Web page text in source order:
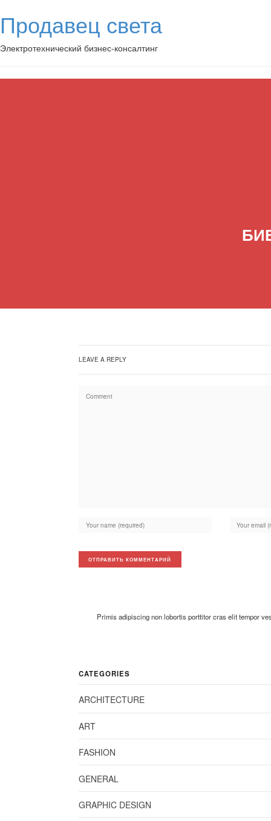
Продавец света
Электротехнический бизнес-консалтинг
LEAVE A REPLY
Primis adipiscing non lobortis porttitor cras elit tempor
CATEGORIES
ARCHITECTURE
ART
FASHION
GENERAL
GRAPHIC DESIGN